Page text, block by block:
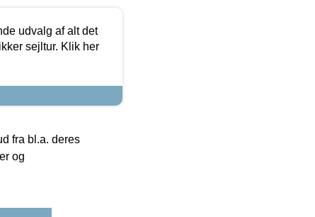
udvalg af alt det
sejltur. Klik her
fra bl.a. deres
og